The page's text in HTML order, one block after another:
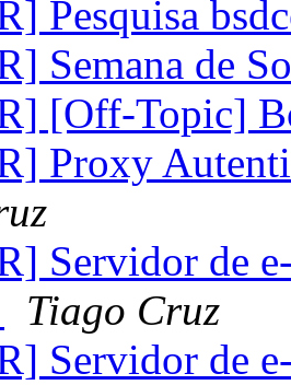
Pesquisa
Semana de
[Off-Topic]
Proxy
Servidor de
Tiago Cruz
Servidor de